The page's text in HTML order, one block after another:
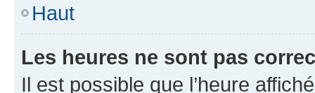
Haut
Les heures ne sont pas
Il est possible que l’heure